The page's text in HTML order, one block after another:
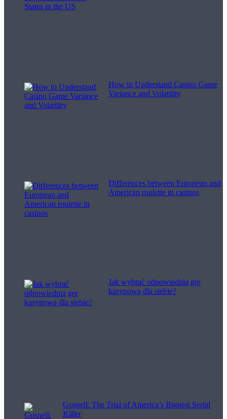
How to Understand Casino Game
Variance and Volatility
Differences between European and
American roulette in casinos
Jak wybrać odpowiednią grę
kasynową dla siebie?
Gosnell: The Trial of America’s Biggest Serial
Killer